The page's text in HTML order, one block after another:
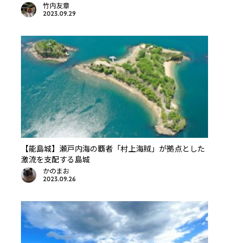
竹内友章
2023.09.29
【能島城】瀬戸内海の覇者「村上海賊」が拠点とした
激流を支配する島城
かのまお
2023.09.26